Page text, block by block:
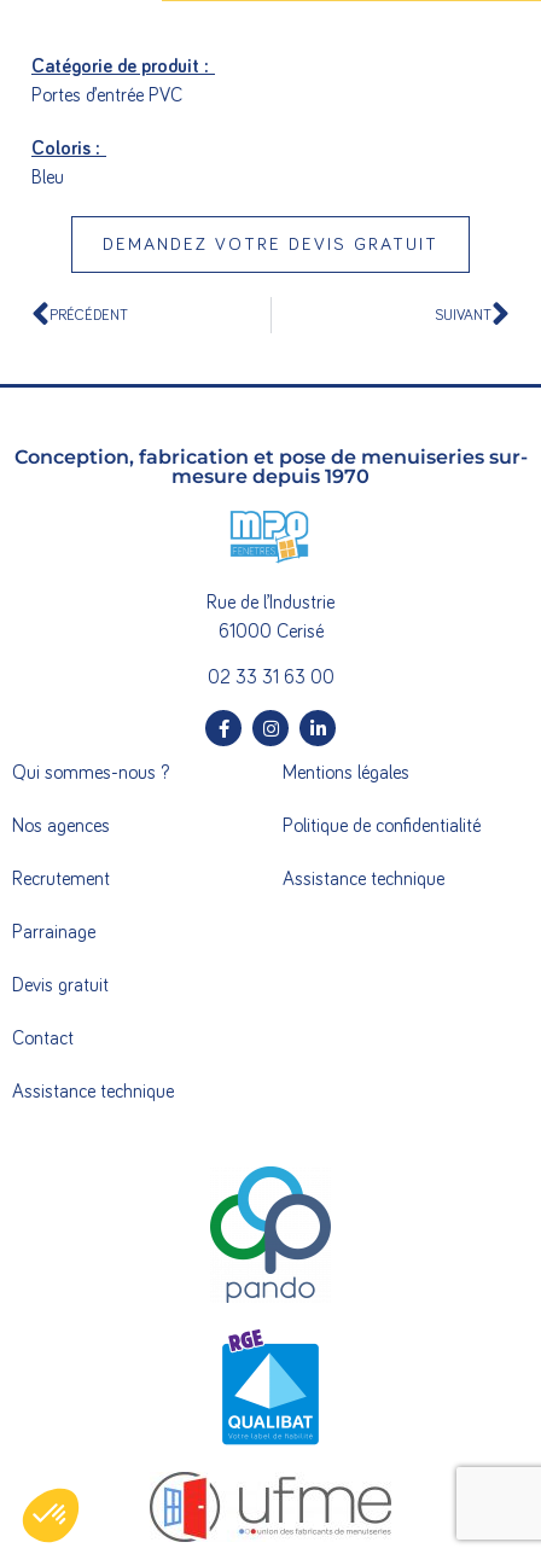
Catégorie de produit :
Portes d’entrée PVC
Coloris :
Bleu
DEMANDEZ VOTRE DEVIS GRATUIT
PRÉCÉDENT SUIVANT
Conception, fabrication et pose de menuiseries sur-
mesure depuis 1970
Rue de l’Industrie
61000 Cerisé
02 33 31 63 00
Qui sommes-nous ?
Nos agences
Recrutement
Parrainage
Devis gratuit
Contact
Assistance technique
Mentions légales
Politique de confidentialité
Assistance technique